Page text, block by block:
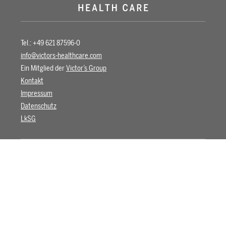
Tel.: +49 621 87596-0
info@victors-healthcare.com
Ein Mitglied derVictor’s Group
Kontakt
Impressum
Datenschutz
LkSG